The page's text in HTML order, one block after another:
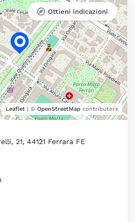
Leaflet | © OpenStreetMap contributors
Ottieni indicazioni
21, 44121 Ferrara FE